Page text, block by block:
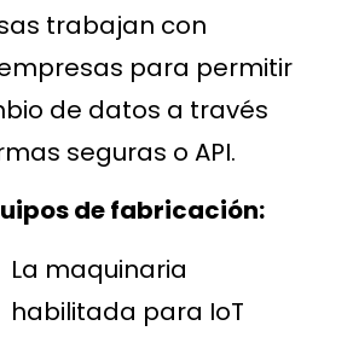
trabajan con
para permitir
de datos a través
seguras o API.
de fabricación:
La maquinaria
habilitada para IoT